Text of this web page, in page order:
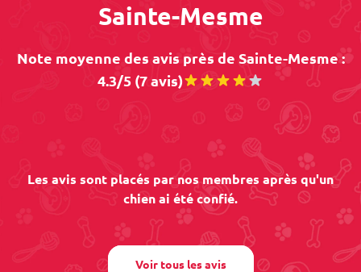
Sainte-Mesme
Note moyenne des avis près de Sainte-Mesme :
4.3/5 (7 avis)
Les avis sont placés par nos membres après qu'un
chien ai été confié.
Voir tous les avis